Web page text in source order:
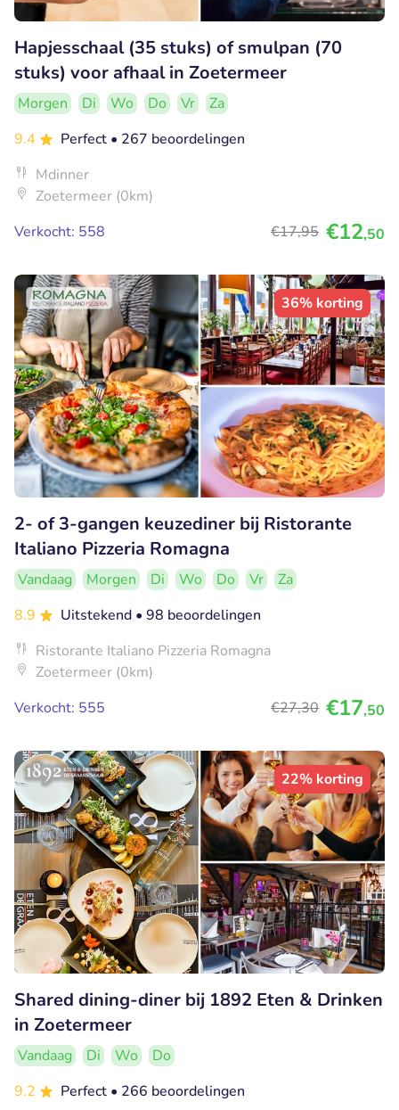
Hapjesschaal (35 stuks) of smulpan (70
stuks) voor afhaal in Zoetermeer
Morgen Di Wo Do Vr
Za
9.4
Perfect • 267 beoordelingen
Mdinner
Zoetermeer (0km)
Verkocht: 558
€17,95 €12,50
36% korting
2- of 3-gangen keuzediner bij Ristorante
Italiano Pizzeria Romagna
Vandaag Morgen Di Wo Do Vr
Za
8.9
Uitstekend • 98 beoordelingen
Ristorante Italiano Pizzeria Romagna
Zoetermeer (0km)
Verkocht: 555
€27,30 €17,50
22% korting
Shared dining-diner bij 1892 Eten & Drinken
in Zoetermeer
Vandaag Di Wo
Do
9.2
Perfect • 266 beoordelingen